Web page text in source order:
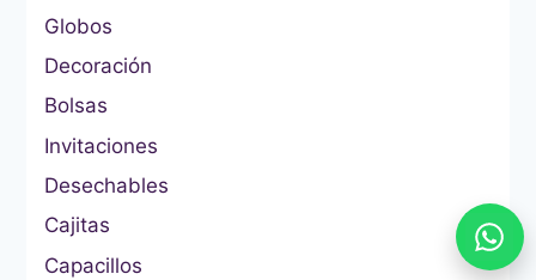
Globos
Decoración
Bolsas
Invitaciones
Desechables
Cajitas
Capacillos